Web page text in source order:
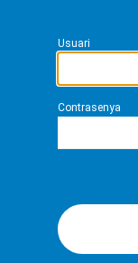
Usuari
Contrasenya